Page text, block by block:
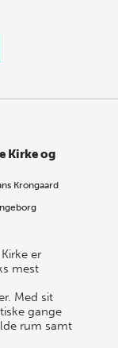
Kirke og
Krongaard
er
mest
Med sit
gange
rum samt